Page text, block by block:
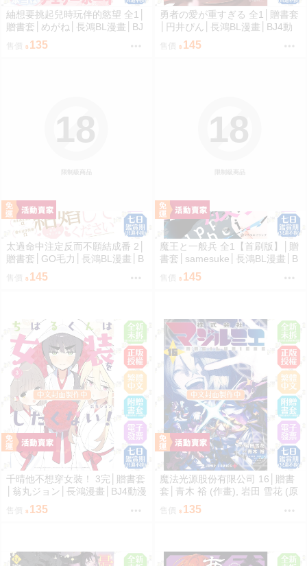
紬想要挑起兒時玩伴的慾望 全1│
贈書套│めがね│長鴻BL漫畫│BJ
售價 135
勇者の愛が重すぎる 全1│贈書套
│円井ぴん│長鴻BL漫畫│BJ4動
售價 145
限制級商品
18
太過命中注定反而不願結成番 2│
贈書套│GO毛力│長鴻BL漫畫│B
J4動漫
售價 145
限制級商品
18
魔王と一般兵 全1【首刷版】│贈
書套│samesuke│長鴻BL漫畫│B
J4動漫
售價 145
千晴他不想穿女裝！ 3完│贈書套
│翁丸ジョン│長鴻漫畫│BJ4動漫
售價 135
魔法光源股份有限公司 16│贈書
套│青木 裕 (作畫), 岩田 雪花 (原
作)│長鴻漫畫│BJ4動漫
售價 135